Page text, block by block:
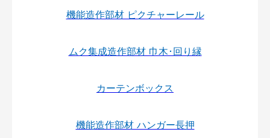
機能造作部材 ピクチャーレール
ムク集成造作部材 巾木･回り縁
カーテンボックス
機能造作部材 ハンガー長押